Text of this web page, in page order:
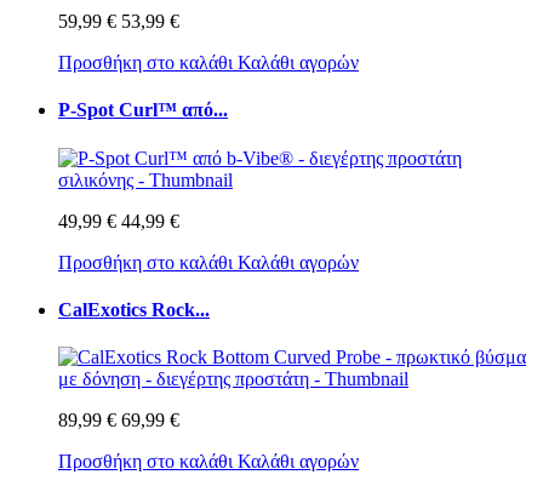
59,99 € 53,99 €
Προσθήκη στο καλάθι Καλάθι αγορών
P-Spot Curl™ από...
49,99 € 44,99 €
Προσθήκη στο καλάθι Καλάθι αγορών
CalExotics Rock...
89,99 € 69,99 €
Προσθήκη στο καλάθι Καλάθι αγορών